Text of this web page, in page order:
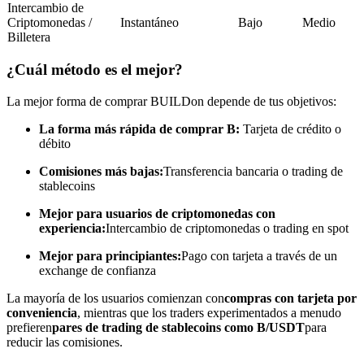
Conviértete en un Trader de Copia
Disfruta del reparto de beneficios y comisiones de copy trading
Información
Análisis de big data que incluye información comercial, etc.
Intercambio de
Criptomonedas /
Billetera
Instantáneo Bajo Medio
¿Cuál método es el mejor?
La mejor forma de comprar BUILDon depende de tus objetivos:
La forma más rápida de comprar B: Tarjeta de crédito o
débito
Comisiones más bajas:Transferencia bancaria o trading de
stablecoins
Mejor para usuarios de criptomonedas con
experiencia:Intercambio de criptomonedas o trading en spot
Mejor para principiantes:Pago con tarjeta a través de un
exchange de confianza
La mayoría de los usuarios comienzan concompras con tarjeta por
conveniencia, mientras que los traders experimentados a menudo
prefierenpares de trading de stablecoins como B/USDTpara
reducir las comisiones.